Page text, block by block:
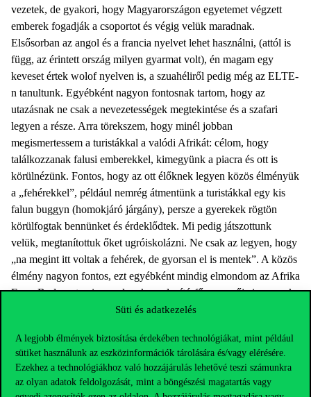
Süti és adatkezelés
A legjobb élmények biztosítása érdekében technológiákat, mint például
sütiket használunk az eszközinformációk tárolására és/vagy elérésére.
Ezekhez a technológiákhoz való hozzájárulás lehetővé teszi számunkra
az olyan adatok feldolgozását, mint a böngészési magatartás vagy
vezetek, de gyakori, hogy Magyarországon egyetemet végzett
emberek fogadják a csoportot és végig velük maradnak.
Elsősorban az angol és a francia nyelvet lehet használni, (attól is
függ, az érintett ország milyen gyarmat volt), én magam egy
keveset értek wolof nyelven is, a szuahéliről pedig még az ELTE-
n tanultunk. Egyébként nagyon fontosnak tartom, hogy az
utazásnak ne csak a nevezetességek megtekintése és a szafari
legyen a része. Arra törekszem, hogy minél jobban
megismertessem a turistákkal a valódi Afrikát: célom, hogy
találkozzanak falusi emberekkel, kimegyünk a piacra és ott is
körülnézünk. Fontos, hogy az ott élőknek legyen közös élményük
a „fehérekkel”, például nemrég átmentünk a turistákkal egy kis
falun buggyn (homokjáró járgány), persze a gyerekek rögtön
körülfogtak bennünket és érdeklődtek. Mi pedig játszottunk
velük, megtanítottuk őket ugróiskolázni. Ne csak az legyen, hogy
„na megint itt voltak a fehérek, de gyorsan el is mentek”. A közös
élmény nagyon fontos, ezt egyébként mindig elmondom az Afrika
Expo Budapesten is, amelynek az alapító-főszervezője is vagyok.
Meggyőződésem, hogy az egyén utazói attitűdje sokat számít, ha
megérzik. És azt is tapasztalom, hogy egy-egy út után a turisták
másképp gondolkodnak Afrikáról, az afrikaiakról, mint
korábban.